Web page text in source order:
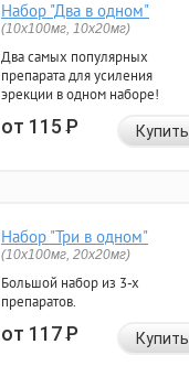
Набор "Два в одном"
(10x100мг, 10x20мг)
Два самых популярных
препарата для усиления
эрекции в одном наборе!
от 115Р Купить
Набор "Три в одном"
(10x100мг, 20x20мг)
Большой набор из 3-х
препаратов.
от 117Р Купить